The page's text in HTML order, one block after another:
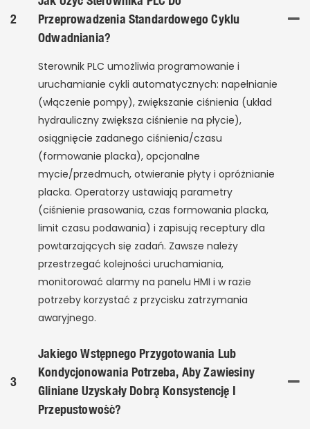
2
Przeprowadzenia Standardowego Cyklu
Odwadniania?
Sterownik PLC umożliwia programowanie i
uruchamianie cykli automatycznych: napełnianie
(włączenie pompy), zwiększanie ciśnienia (układ
hydrauliczny zwiększa ciśnienie na płycie),
osiągnięcie zadanego ciśnienia/czasu
(formowanie placka), opcjonalne
mycie/przedmuch, otwieranie płyty i opróżnianie
placka. Operatorzy ustawiają parametry
(ciśnienie prasowania, czas formowania placka,
limit czasu podawania) i zapisują receptury dla
powtarzających się zadań. Zawsze należy
przestrzegać kolejności uruchamiania,
monitorować alarmy na panelu HMI i w razie
potrzeby korzystać z przycisku zatrzymania
awaryjnego.
3
Jakiego Wstępnego Przygotowania Lub
Kondycjonowania Potrzeba, Aby Zawiesiny
Gliniane Uzyskały Dobrą Konsystencję I
Przepustowość?